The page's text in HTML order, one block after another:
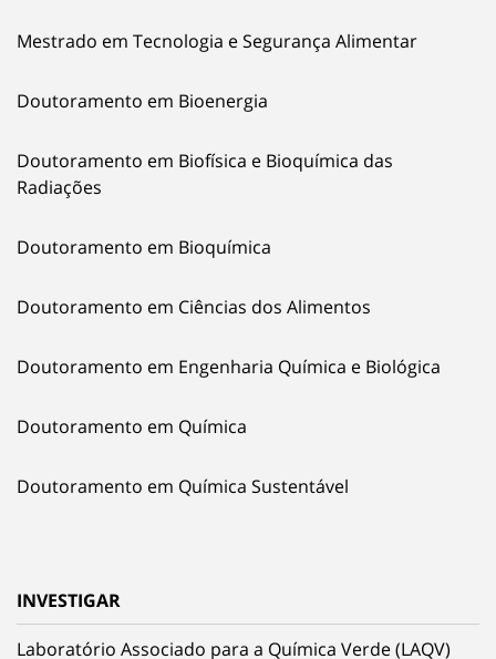
Mestrado em Tecnologia e Segurança Alimentar
Doutoramento em Bioenergia
Doutoramento em Biofísica e Bioquímica das
Radiações
Doutoramento em Bioquímica
Doutoramento em Ciências dos Alimentos
Doutoramento em Engenharia Química e Biológica
Doutoramento em Química
Doutoramento em Química Sustentável
INVESTIGAR
Laboratório Associado para a Química Verde (LAQV)